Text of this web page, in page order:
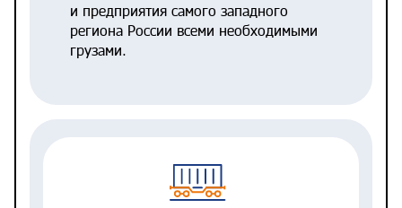
и предприятия самого западного
региона России всеми необходимыми
грузами.